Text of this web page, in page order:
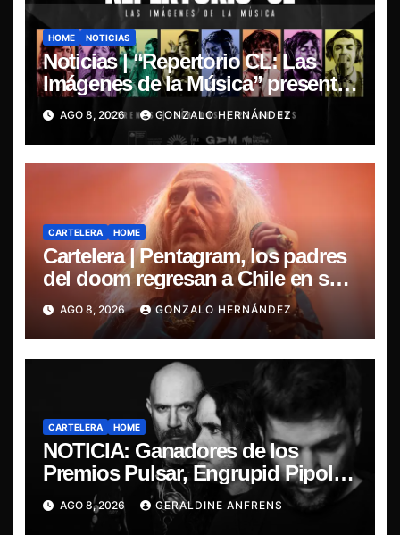
HOME NOTICIAS
Noticias | “Repertorio CL: Las
Imágenes de la Música” presenta
la esencia del nuevo sonido
nacional
AGO 8, 2026 GONZALO HERNÁNDEZ
CARTELERA HOME
Cartelera | Pentagram, los padres
del doom regresan a Chile en su
última misa
AGO 8, 2026 GONZALO HERNÁNDEZ
CARTELERA HOME
NOTICIA: Ganadores de los
Premios Pulsar, Engrupid Pipol
presentan show exclusivo.
AGO 8, 2026 GERALDINE ANFRENS